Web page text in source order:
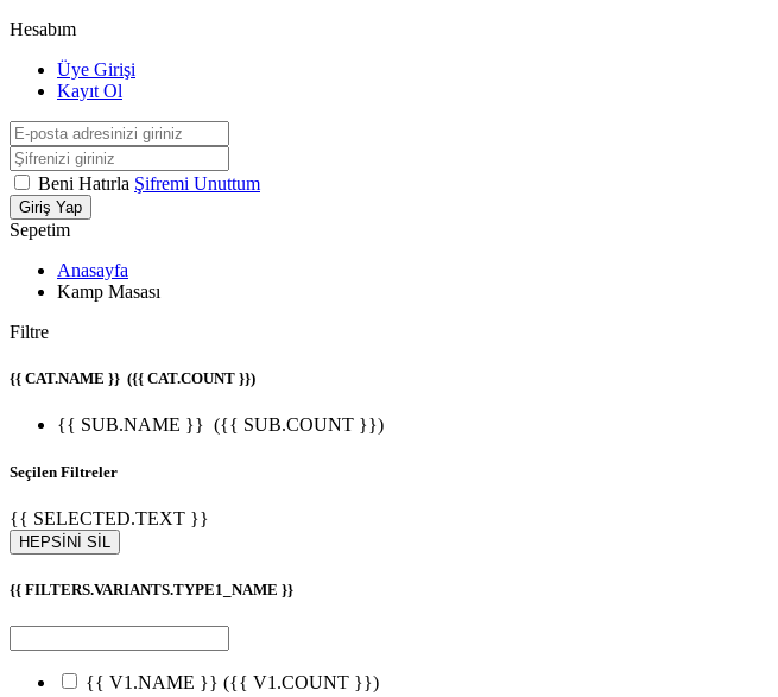
Hesabım
Üye Girişi
Kayıt Ol
Beni Hatırla Şifremi Unuttum
Giriş Yap
Sepetim
Anasayfa
Kamp Masası
Filtre
{{ CAT.NAME }} ({{ CAT.COUNT }})
{{ SUB.NAME }} ({{ SUB.COUNT }})
Seçilen Filtreler
{{ SELECTED.TEXT }}
HEPSİNİ SİL
{{ FILTERS.VARIANTS.TYPE1_NAME }}
{{ V1.NAME }} ({{ V1.COUNT }})